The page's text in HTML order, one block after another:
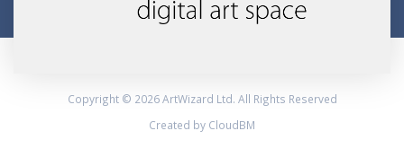
Copyright © 2026 ArtWizard Ltd. All Rights Reserved
Created by CloudBM